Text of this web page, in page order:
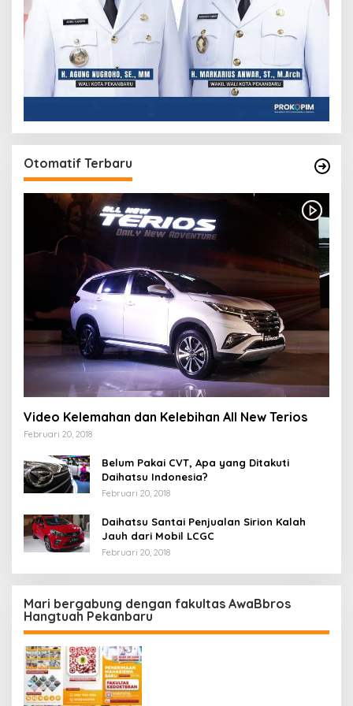
Otomatif Terbaru
Video Kelemahan dan Kelebihan All New Terios
Februari 20, 2018
Belum Pakai CVT, Apa yang Ditakuti
Daihatsu Indonesia?
Februari 20, 2018
Daihatsu Santai Penjualan Sirion Kalah
Jauh dari Mobil LCGC
Februari 20, 2018
Mari bergabung dengan fakultas AwaBbros
Hangtuah Pekanbaru